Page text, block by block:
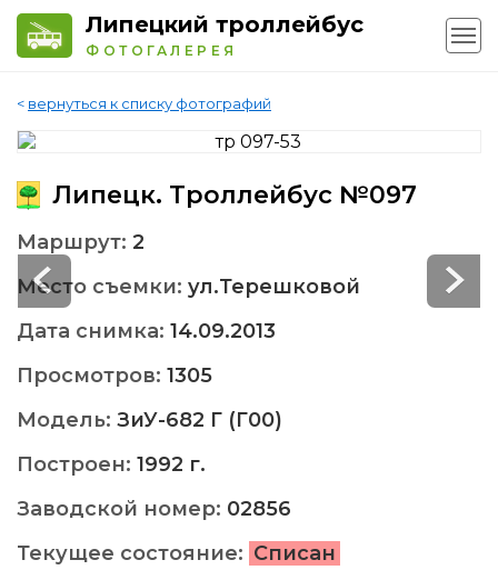
Липецкий троллейбус
ФОТОГАЛЕРЕЯ
< вернуться к списку фотографий
Липецк. Троллейбус №097
Маршрут: 2
Место съемки: ул.Терешковой
Дата снимка: 14.09.2013
Просмотров: 1305
Модель: ЗиУ-682 Г (Г00)
Построен: 1992 г.
Заводской номер: 02856
Текущее состояние: Списан